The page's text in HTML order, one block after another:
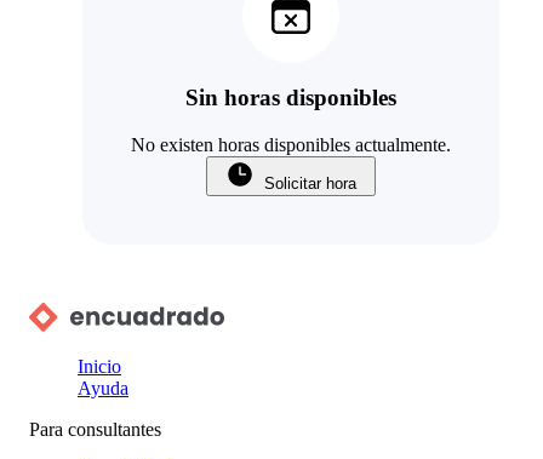
Sin horas disponibles
No existen horas disponibles actualmente.
Solicitar hora
Inicio
Ayuda
Para consultantes